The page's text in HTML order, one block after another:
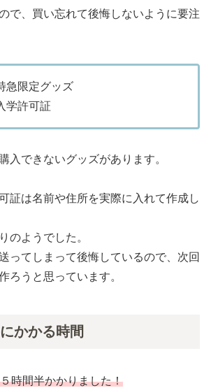
で、買い忘れて後悔しないように要注
急限定グッズ
学許可証
入できないグッズがあります。
証は名前や住所を実際に入れて作成し
のようでした。
ってしまって後悔しているので、次回
ろうと思っています。
かかる時間
時間半かかりました！